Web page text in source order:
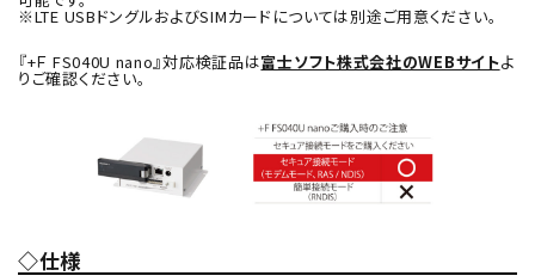
※LTE USBドングルおよびSIMカードについては別途ご用意ください。
『+Ｆ FS040U nano』対応検証品は富士ソフト株式会社のWEBサイトよ
りご確認ください。
◇仕様